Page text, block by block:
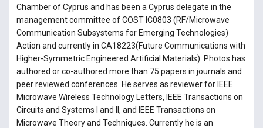
Chamber of Cyprus and has been a Cyprus delegate in the
management committee of COST IC0803 (RF/Microwave
Communication Subsystems for Emerging Technologies)
Action and currently in CA18223(Future Communications with
Higher-Symmetric Engineered Artificial Materials). Photos has
authored or co-authored more than 75 papers in journals and
peer reviewed conferences. He serves as reviewer for IEEE
Microwave Wireless Technology Letters, IEEE Transactions on
Circuits and Systems I and II, and IEEE Transactions on
Microwave Theory and Techniques. Currently he is an